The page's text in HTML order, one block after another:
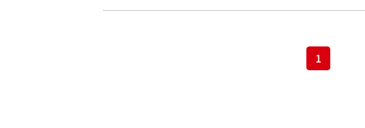
効性および安全性を評価するとともに、一般的に用
PubMedおよびWeb of Scienceにおいて文献検索が行
抽出された文献はCovidenceに取り込まれ、2名の独
1